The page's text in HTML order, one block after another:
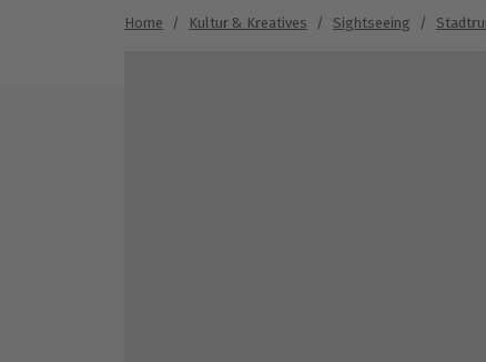
Home / Kultur & Kreatives / Sightseeing /